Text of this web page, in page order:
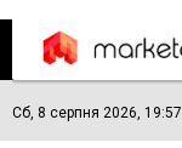
Сб, 8 серпня 2026, 19:57